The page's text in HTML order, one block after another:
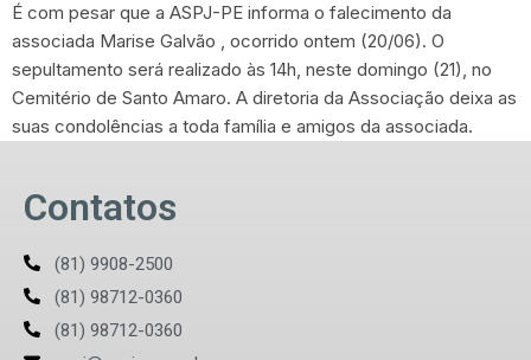
É com pesar que a ASPJ-PE informa o falecimento da
associada Marise Galvão , ocorrido ontem (20/06). O
sepultamento será realizado às 14h, neste domingo (21), no
Cemitério de Santo Amaro. A diretoria da Associação deixa as
suas condolências a toda família e amigos da associada.
Contatos
(81) 9908-2500
(81) 98712-0360
(81) 98712-0360